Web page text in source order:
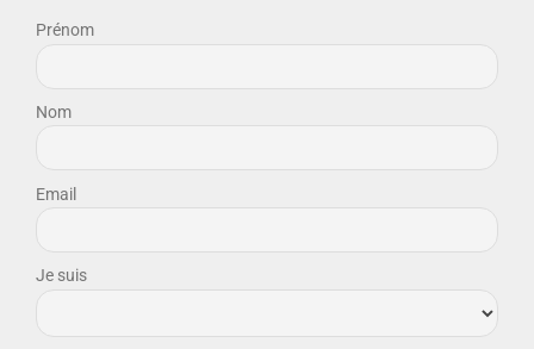
Prénom
Nom
Email
Je suis